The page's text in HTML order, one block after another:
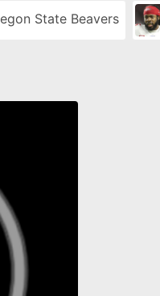
State Beavers